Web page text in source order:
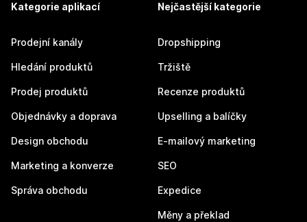
Kategorie aplikací
Prodejní kanály
Hledání produktů
Prodej produktů
Objednávky a doprava
Design obchodu
Marketing a konverze
Správa obchodu
Nejčastější kategorie
Dropshipping
Tržiště
Recenze produktů
Upselling a balíčky
E-mailový marketing
SEO
Expedice
Měny a překlad